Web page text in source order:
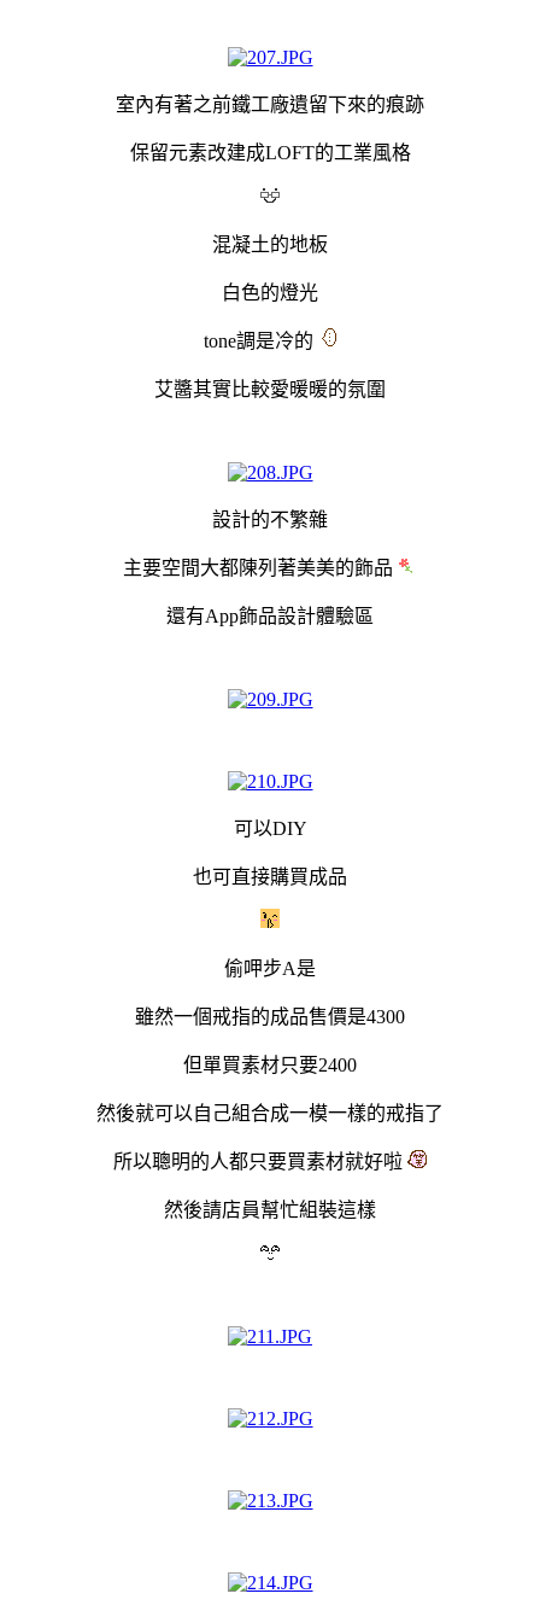
室內有著之前鐵工廠遺留下來的痕跡
保留元素改建成LOFT的工業風格
混凝土的地板
白色的燈光
tone調是冷的
艾醬其實比較愛暖暖的氛圍
設計的不繁雜
主要空間大都陳列著美美的飾品
還有App飾品設計體驗區
可以DIY
也可直接購買成品
偷呷步A是
雖然一個戒指的成品售價是4300
但單買素材只要2400
然後就可以自己組合成一模一樣的戒指了
所以聰明的人都只要買素材就好啦
然後請店員幫忙組裝這樣